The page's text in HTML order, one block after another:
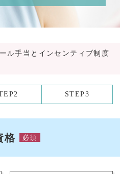
ル手当とインセンティブ制度
STEP3
格 必須